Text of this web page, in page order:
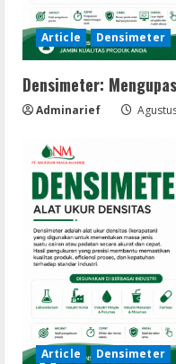
Article Densimeter
Densimeter:
Adminarief
Article Densimeter